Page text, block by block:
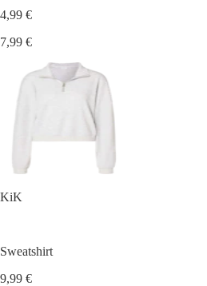
4,99 €
7,99 €
KiK
Sweatshirt
9,99 €